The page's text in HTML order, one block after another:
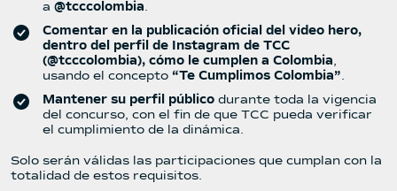
a @tcccolombia.
Comentar en la publicación oficial del video hero,
dentro del perfil de Instagram de TCC
(@tcccolombia), cómo le cumplen a Colombia,
usando el concepto “Te Cumplimos Colombia”.
Mantener su perfil público durante toda la vigencia
del concurso, con el fin de que TCC pueda verificar
el cumplimiento de la dinámica.
Solo serán válidas las participaciones que cumplan con la
totalidad de estos requisitos.